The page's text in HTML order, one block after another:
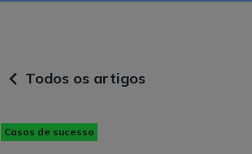
Todos os artigos
Casos de sucesso